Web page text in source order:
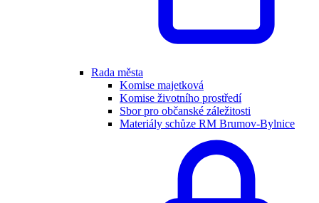
Rada města
Komise majetková
Komise životního prostředí
Sbor pro občanské záležitosti
Materiály schůze RM Brumov-Bylnice